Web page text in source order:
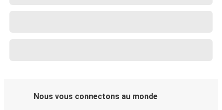
Nous vous connectons au monde